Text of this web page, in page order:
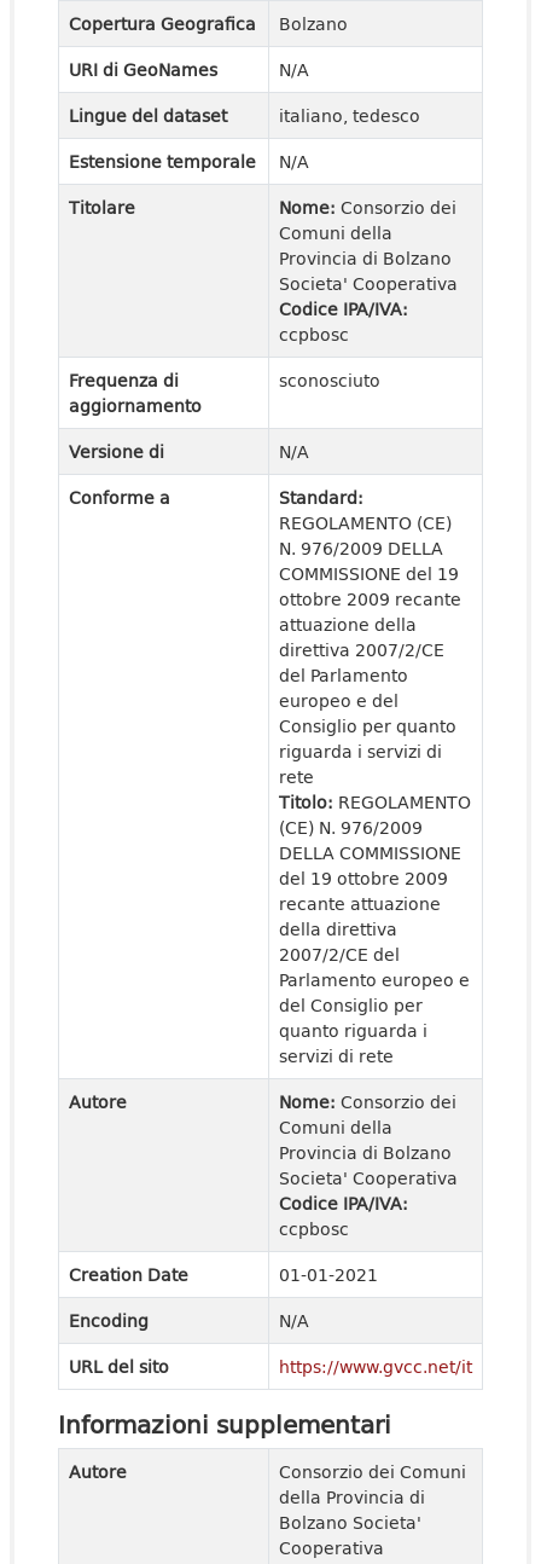
Copertura Geografica
Bolzano
URI di GeoNames
N/A
Lingue del dataset
italiano, tedesco
Estensione temporale
N/A
Titolare
Nome: Consorzio dei
Comuni della
Provincia di Bolzano
Societa' Cooperativa
Codice IPA/IVA:
ccpbosc
Frequenza di
aggiornamento
sconosciuto
Versione di
N/A
Conforme a
Standard:
REGOLAMENTO (CE)
N. 976/2009 DELLA
COMMISSIONE del 19
ottobre 2009 recante
attuazione della
direttiva 2007/2/CE
del Parlamento
europeo e del
Consiglio per quanto
riguarda i servizi di
rete
Titolo: REGOLAMENTO
(CE) N. 976/2009
DELLA COMMISSIONE
del 19 ottobre 2009
recante attuazione
della direttiva
2007/2/CE del
Parlamento europeo e
del Consiglio per
quanto riguarda i
servizi di rete
Autore
Nome: Consorzio dei
Comuni della
Provincia di Bolzano
Societa' Cooperativa
Codice IPA/IVA:
ccpbosc
Creation Date
01-01-2021
Encoding
N/A
URL del sito
https://www.gvcc.net/it
Informazioni supplementari
Autore
Consorzio dei Comuni
della Provincia di
Bolzano Societa'
Cooperativa